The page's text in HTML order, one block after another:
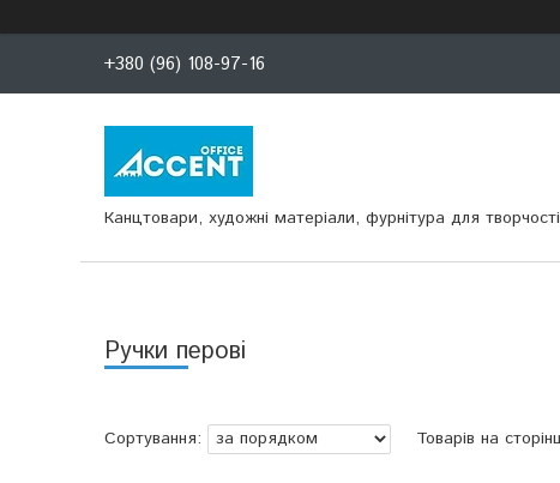
+380 (96) 108-97-16
Канцтовари, художні матеріали, фурнітура для творчості
Ручки перові